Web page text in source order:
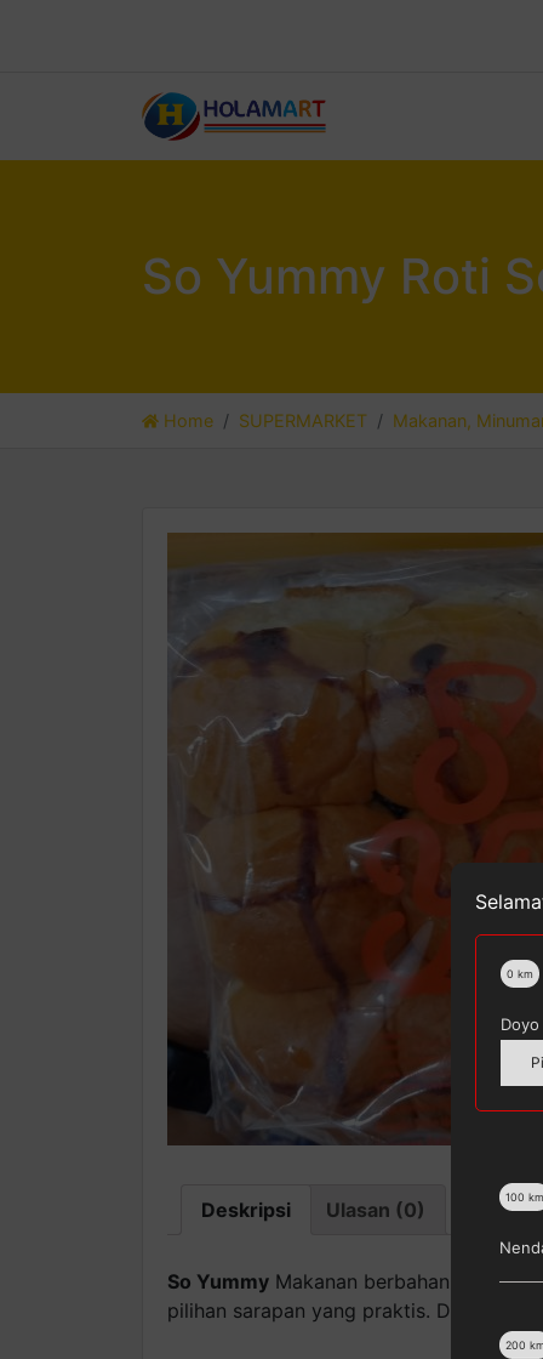
So Yummy Roti
Home SUPERMARKET Makanan,
Deskripsi Ulasan (0)
So Yummy Makanan berbahan dasar
pilihan sarapan yang praktis. Dalam
0 km
Doyo
100 km
200 km